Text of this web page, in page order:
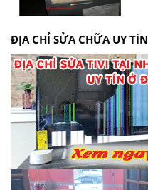
ĐỊA CHỈ SỬA CHỮA UY TÍN